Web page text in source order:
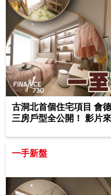
古洞北首個住宅項目 會
三房戶型全公開！ 影片
一手新盤